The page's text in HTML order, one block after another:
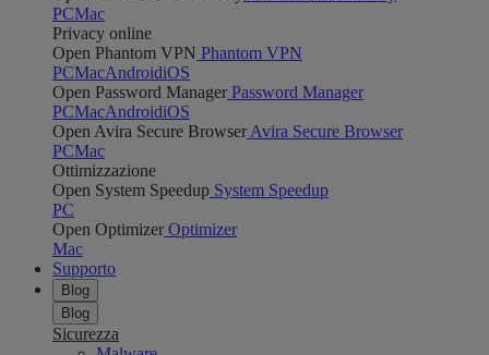
PCMac
Privacy online
Open Phantom VPN Phantom VPN
PCMacAndroidiOS
Open Password Manager Password Manager
PCMacAndroidiOS
Open Avira Secure Browser Avira Secure Browser
PCMac
Ottimizzazione
Open System Speedup System Speedup
PC
Open Optimizer Optimizer
Mac
Supporto
Blog
Blog
Sicurezza